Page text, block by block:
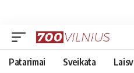
Patarimai Sveikata